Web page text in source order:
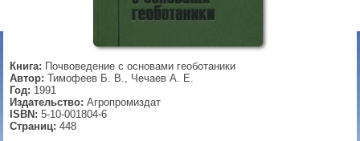
Книга: Почвоведение с основами геоботаники
Автор: Тимофеев Б. В., Чечаев А. Е.
Год: 1991
Издательство: Агропромиздат
ISBN: 5-10-001804-6
Страниц: 448
▼